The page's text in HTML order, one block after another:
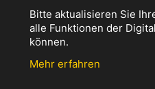
Bitte aktualisieren Sie
alle Funktionen der
können.
Mehr erfahren